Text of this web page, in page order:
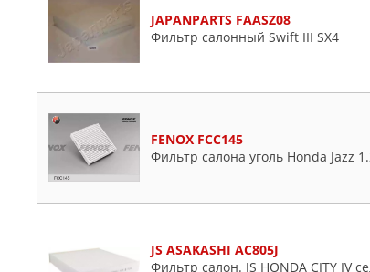
JAPANPARTS FAASZ08
Фильтр салонный Swift III SX4
FENOX FCC145
Фильтр салона уголь Honda Jazz
JS ASAKASHI AC805J
Фильтр салон. JS HONDA CITY IV